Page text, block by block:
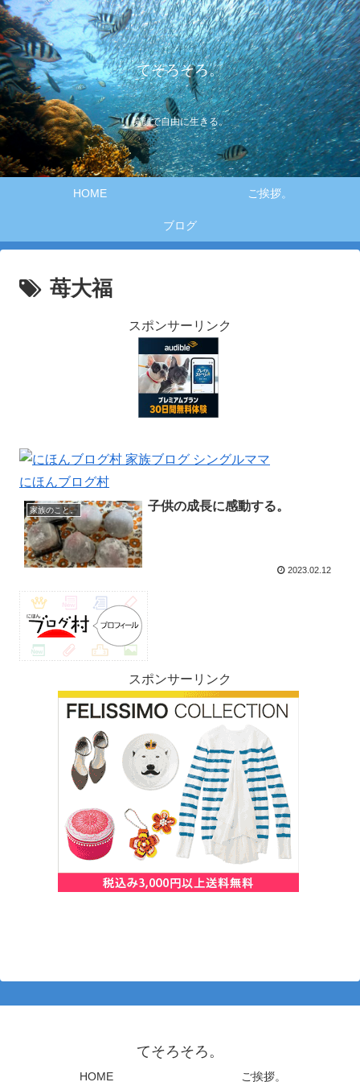
てそろそろ。
笑顔で自由に生きる。
HOME ご挨拶。
ブログ
苺大福
スポンサーリンク
にほんブログ村
家族のこと。 子供の成長に感動する。
2023.02.12
スポンサーリンク
てそろそろ。
HOME ご挨拶。